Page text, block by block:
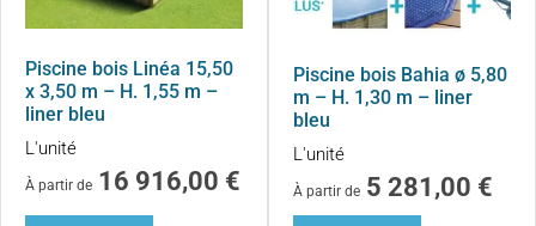
Piscine bois Linéa 15,50
x 3,50 m – H. 1,55 m –
liner bleu
L'unité
À partir de 16 916,00 €
Piscine bois Bahia ø 5,80
m – H. 1,30 m – liner
bleu
L'unité
À partir de 5 281,00 €